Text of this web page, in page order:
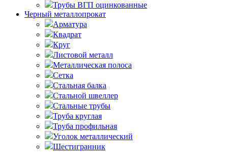
Трубы ВГП оцинкованные
Черный металлопрокат
Арматура
Квадрат
Круг
Листовой металл
Металлическая полоса
Сетка
Стальная балка
Стальной швеллер
Стальные трубы
Труба круглая
Труба профильная
Уголок металлический
Шестигранник